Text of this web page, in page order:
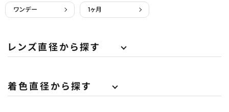
ワンデー 1ヶ月
レンズ直径から探す
着色直径から探す